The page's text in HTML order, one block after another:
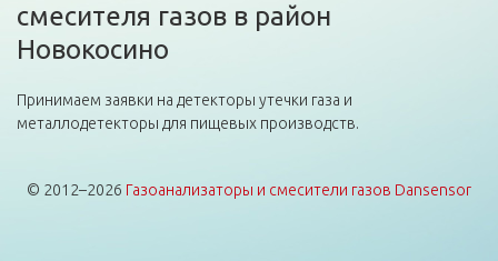
смесителя газов в район
Новокосино
Принимаем заявки на детекторы утечки газа и
металлодетекторы для пищевых производств.
© 2012–2026 Газоанализаторы и смесители газов Dansensor